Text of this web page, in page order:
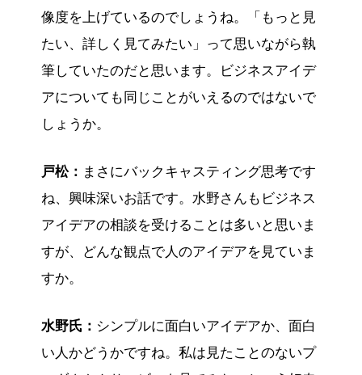
像度を上げているのでしょうね。「もっと見
たい、詳しく見てみたい」って思いながら執
筆していたのだと思います。ビジネスアイデ
アについても同じことがいえるのではないで
しょうか。
戸松： まさにバックキャスティング思考です
ね、興味深いお話です。水野さんもビジネス
アイデアの相談を受けることは多いと思いま
すが、どんな観点で人のアイデアを見ていま
すか。
水野氏： シンプルに面白いアイデアか、面白
い人かどうかですね。私は見たことのないプ